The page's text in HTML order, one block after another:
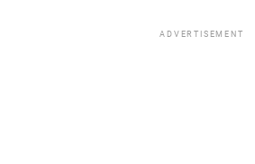
ADVERTISEMENT